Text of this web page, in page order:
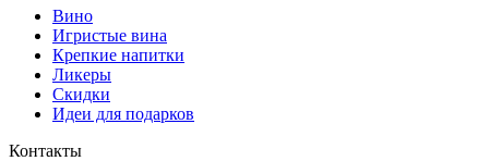
Вино
Игристые вина
Крепкие напитки
Ликеры
Скидки
Идеи для подарков
Контакты